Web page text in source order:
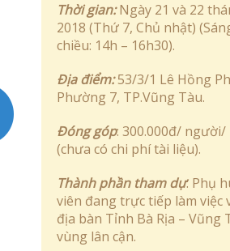
Thời gian:Ngày 21 và 22
2018 (Thứ 7, Chủ nhật)
chiều: 14h – 16h30).
Địa điểm:53/3/1 Lê Hồng
Phường 7, TP.Vũng Tàu.
Đóng góp: 300.000đ/ người/
(chưa có chi phí tài liệu).
Thành phần tham dự: Phụ
viên đang trực tiếp làm việc
địa bàn Tỉnh Bà Rịa – Vũng
vùng lân cận.